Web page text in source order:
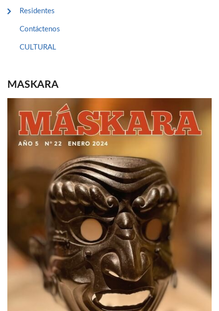
Residentes
Contáctenos
CULTURAL
MASKARA